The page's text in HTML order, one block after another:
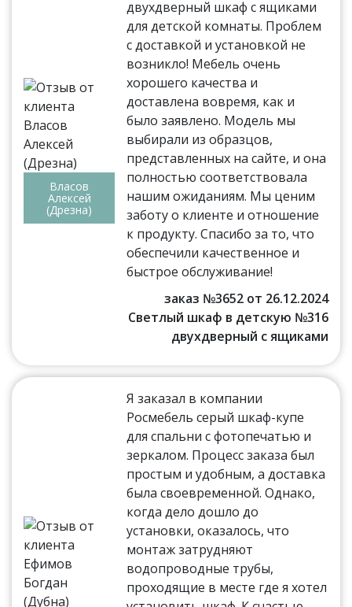
Власов
Алексей
(Дрезна)
двухдверный шкаф с ящиками
для детской комнаты. Проблем
с доставкой и установкой не
возникло! Мебель очень
хорошего качества и
доставлена вовремя, как и
было заявлено. Модель мы
выбирали из образцов,
представленных на сайте, и она
полностью соответствовала
нашим ожиданиям. Мы ценим
заботу о клиенте и отношение
к продукту. Спасибо за то, что
обеспечили качественное и
быстрое обслуживание!
заказ №3652 от 26.12.2024
Светлый шкаф в детскую №316
двухдверный с ящиками
Я заказал в компании
Росмебель серый шкаф-купе
для спальни с фотопечатью и
зеркалом. Процесс заказа был
простым и удобным, а доставка
была своевременной. Однако,
когда дело дошло до
установки, оказалось, что
монтаж затрудняют
водопроводные трубы,
проходящие в месте где я хотел